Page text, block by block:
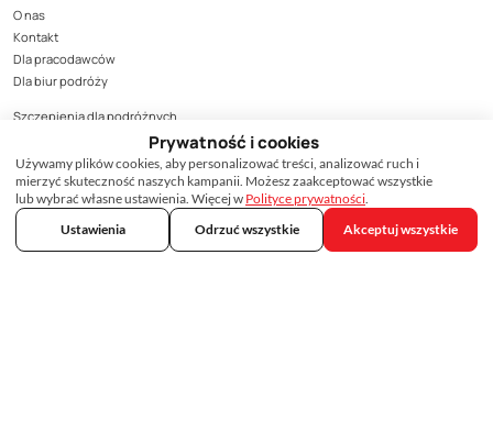
O nas
Kontakt
Dla pracodawców
Dla biur podróży
Szczepienia dla podróżnych
Cennik szczepień
Dostępność szczepionek
Baza wiedzy
Ranking linii lotniczych
Prywatność i cookies
Używamy plików cookies, aby personalizować treści, analizować ruch i
mierzyć skuteczność naszych kampanii. Możesz zaakceptować wszystkie
lub wybrać własne ustawienia. Więcej w Polityce prywatności.
Ustawienia
Odrzuć wszystkie Akceptuj wszystkie